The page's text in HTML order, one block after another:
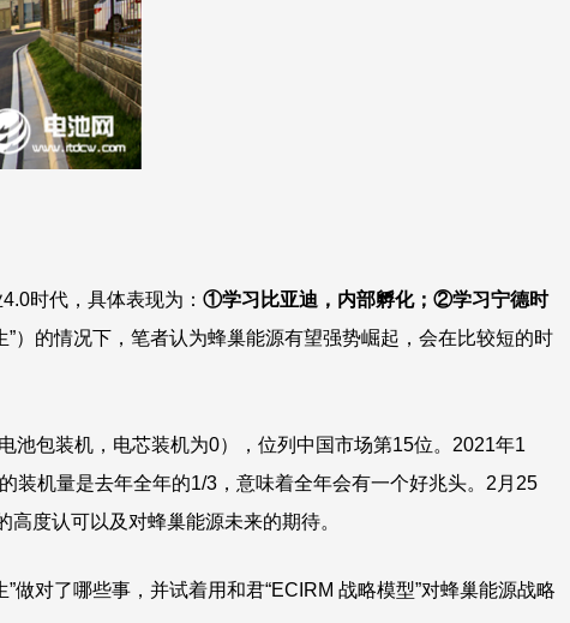
时代，具体表现为： ①学习比亚迪，内部孵化；②学习宁德时
”）的情况下，笔者认为蜂巢能源有望强势崛起，会在比较短的时
池包装机，电芯装机为0），位列中国市场第15位。2021年1
装机量是去年全年的1/3，意味着全年会有一个好兆头。2月25
度认可以及对蜂巢能源未来的期待。
对了哪些事，并试着用和君“ECIRM 战略模型”对蜂巢能源战略